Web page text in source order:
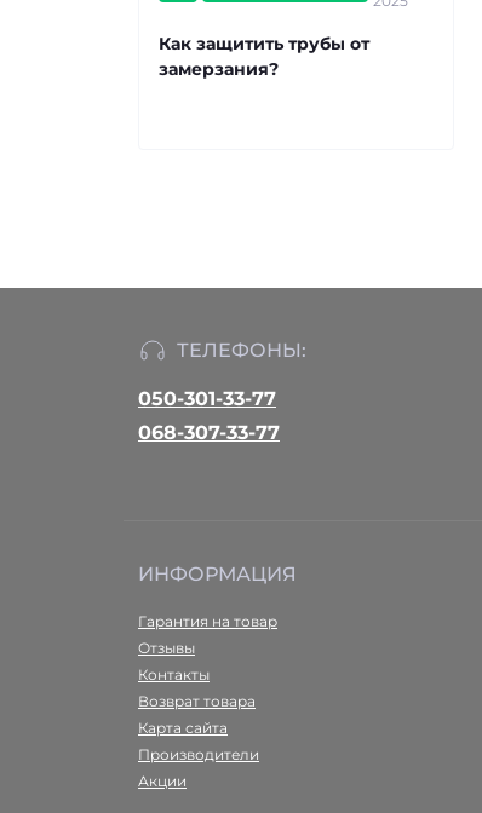
Как защитить трубы от
замерзания?
ТЕЛЕФОНЫ:
050-301-33-77
068-307-33-77
ИНФОРМАЦИЯ
Гарантия на товар
Отзывы
Контакты
Возврат товара
Карта сайта
Производители
Акции